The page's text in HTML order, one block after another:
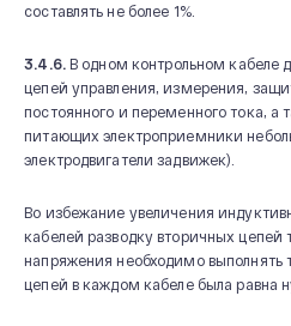
составлять не более 1%.
3.4.6.В одном контрольном кабеле
цепей управления, измерения,
постоянного и переменного тока, а
питающих электроприемники
электродвигатели задвижек).
Во избежание увеличения
кабелей разводку вторичных цепей
напряжения необходимо выполнять
цепей в каждом кабеле была равна